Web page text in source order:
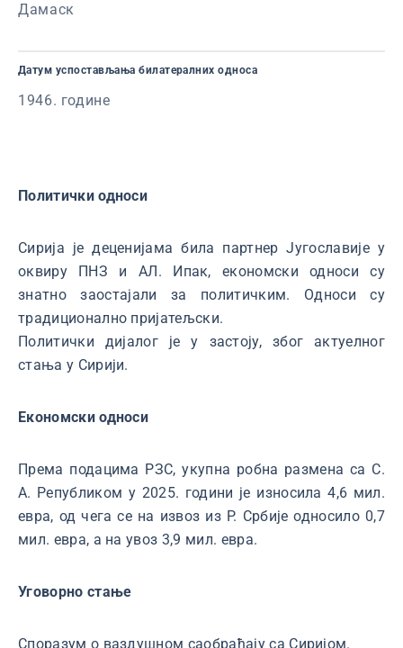
Дамаск
Датум успостављања билатералних односа
1946. године
Политички односи
Сирија је деценијама била партнер Југославије у
оквиру ПНЗ и АЛ. Ипак, економски односи су
знатно заостајали за политичким. Односи су
традиционално пријатељски.
Политички дијалог је у застоју, због актуелног
стања у Сирији.
Економски односи
Према подацима РЗС, укупна робна размена са С.
А. Републиком у 2025. години је износила 4,6 мил.
евра, од чега се на извоз из Р. Србије односило 0,7
мил. евра, а на увоз 3,9 мил. евра.
Уговорно стање
Споразум о ваздушном саобраћају са Сиријом.